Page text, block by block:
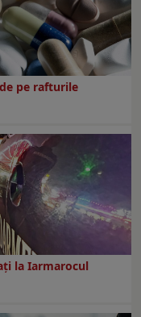
pe rafturile
la Iarmarocul